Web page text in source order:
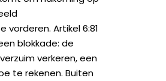
Artikel 6:81
blokkade: de
verkeren, een
te rekenen. Buiten